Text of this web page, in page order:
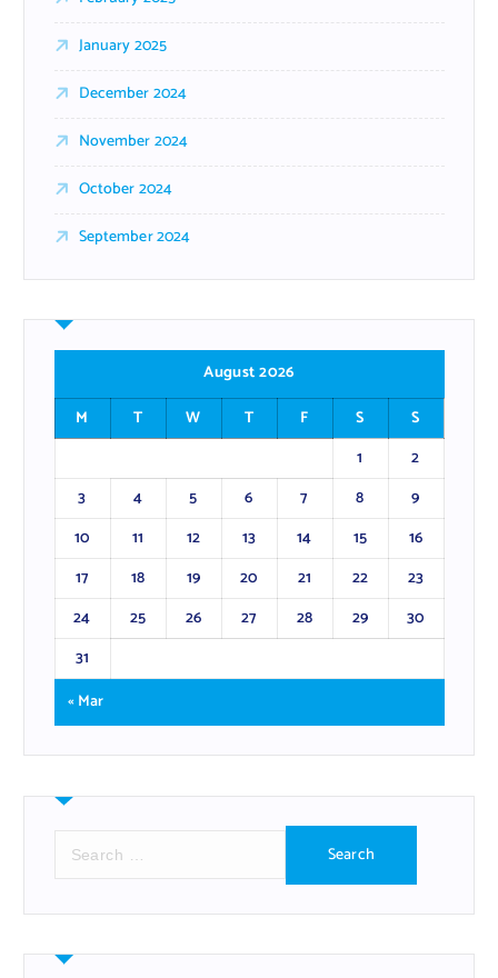
January 2025
December 2024
November 2024
October 2024
September 2024
August 2026
M
T W T F S
S
1
2
3
4 5 6 7 8
9
10
11 12 13 14 15
16
17
18 19 20 21 22
23
24
25 26 27 28 29
30
31
« Mar
r
h